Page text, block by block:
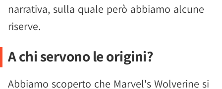
narrativa, sulla quale però abbiamo alcune
riserve.
A chi servono le origini?
Abbiamo scoperto che Marvel's Wolverine si